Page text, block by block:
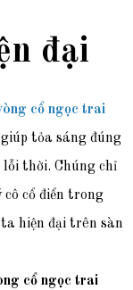
đại
cổ ngọc trai
tỏa sáng đúng
thời. Chúng chỉ
cổ điển trong
hiện đại trên sàn
cổ ngọc trai